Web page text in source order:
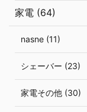
家電 (64)
nasne (11)
シェーバー (23)
家電その他 (30)